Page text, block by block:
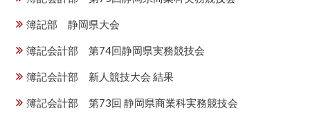
簿記部 静岡県大会
簿記会計部 第74回静岡県実務競技会
簿記会計部 新人競技大会 結果
簿記会計部 第73回 静岡県商業科実務競技会